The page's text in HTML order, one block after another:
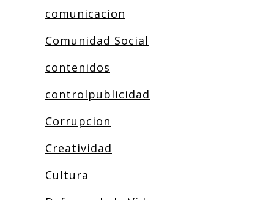
comunicacion
Comunidad Social
contenidos
controlpublicidad
Corrupcion
Creatividad
Cultura